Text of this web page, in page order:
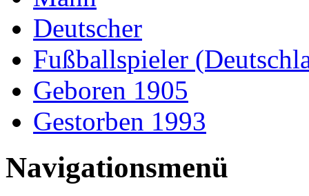
Deutscher
Fußballspieler
Geboren 1905
Gestorben 1993
Navigationsmenü